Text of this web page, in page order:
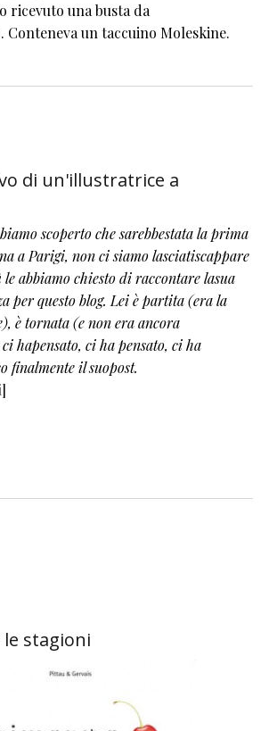
ricevuto una busta da
. Conteneva un taccuino Moleskine.
di un'illustratrice a
scoperto che sarebbestata la prima
a Parigi, non ci siamo lasciatiscappare
le abbiamo chiesto di raccontare lasua
per questo blog. Lei è partita (era la
è tornata (e non era ancora
hapensato, ci ha pensato, ci ha
finalmente il suopost.
]
stagioni